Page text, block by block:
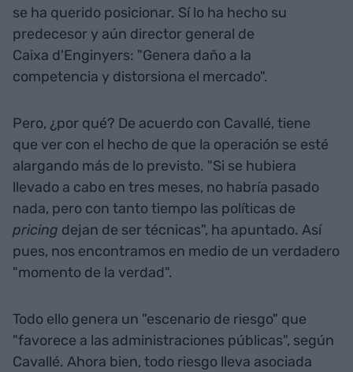
se ha querido posicionar. Sí lo ha hecho su
predecesor y aún director general de
Caixa d'Enginyers: "Genera daño a la
competencia y distorsiona el mercado".
Pero, ¿por qué? De acuerdo con Cavallé, tiene
que ver con el hecho de que la operación se esté
alargando más de lo previsto. "Si se hubiera
llevado a cabo en tres meses, no habría pasado
nada, pero con tanto tiempo las políticas de
pricing dejan de ser técnicas", ha apuntado. Así
pues, nos encontramos en medio de un verdadero
"momento de la verdad".
Todo ello genera un "escenario de riesgo" que
"favorece a las administraciones públicas", según
Cavallé. Ahora bien, todo riesgo lleva asociada